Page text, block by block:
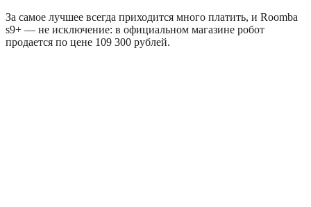
За самое лучшее всегда приходится много платить, и Roomba
s9+ — не исключение: в официальном магазине робот
продается по цене 109 300 рублей.